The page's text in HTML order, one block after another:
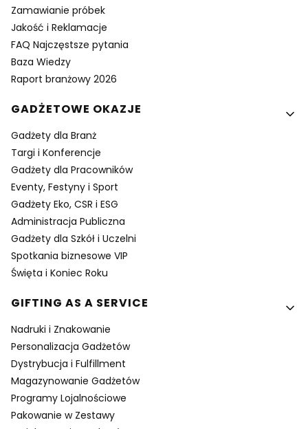
Zamawianie próbek
Jakość i Reklamacje
FAQ Najczęstsze pytania
Baza Wiedzy
Raport branżowy 2026
GADŻETOWE OKAZJE
Gadżety dla Branż
Targi i Konferencje
Gadżety dla Pracowników
Eventy, Festyny i Sport
Gadżety Eko, CSR i ESG
Administracja Publiczna
Gadżety dla Szkół i Uczelni
Spotkania biznesowe VIP
Święta i Koniec Roku
GIFTING AS A SERVICE
Nadruki i Znakowanie
Personalizacja Gadżetów
Dystrybucja i Fulfillment
Magazynowanie Gadżetów
Programy Lojalnościowe
Pakowanie w Zestawy